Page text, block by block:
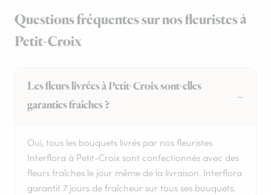
Questions fréquentes sur nos fleuristes à
Petit-Croix
Les fleurs livrées à Petit-Croix sont-elles
garanties fraîches ?
Oui, tous les bouquets livrés par nos fleuristes
Interflora à Petit-Croix sont confectionnés avec des
fleurs fraîches le jour même de la livraison. Interflora
garantit 7 jours de fraîcheur sur tous ses bouquets.